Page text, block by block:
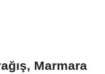
Marmara